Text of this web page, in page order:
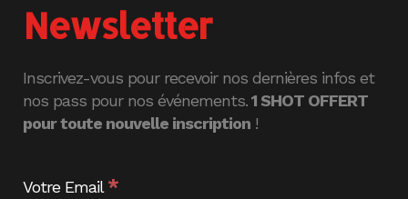
Newsletter
Inscrivez-vous pour recevoir nos dernières infos et
nos pass pour nos événements.1 SHOT OFFERT
pour toute nouvelle inscription !
Votre Email*